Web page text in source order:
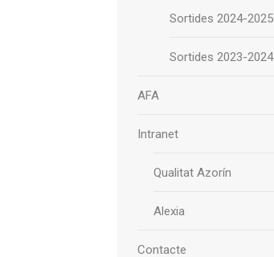
Sortides 2024-2025
Sortides 2023-2024
AFA
Intranet
Qualitat Azorín
Alexia
Contacte